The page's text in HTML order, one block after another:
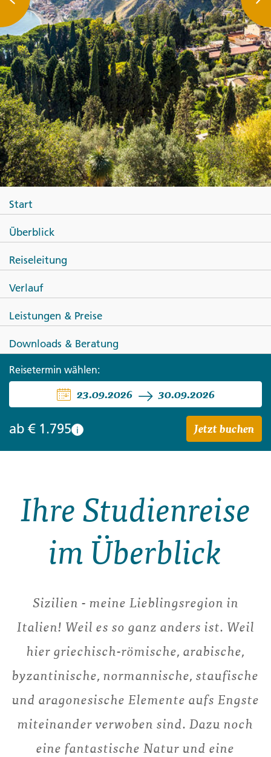
Siziliens Höhepunkte zwischen
Palermo und Ätna
Start
Überblick
Reiseleitung
Verlauf
Leistungen & Preise
Downloads & Beratung
Reisetermin wählen:
23.09.2026 30.09.2026
ab € 1.795 i Jetzt buchen
Ihre Studienreise
im Überblick
Sizilien - meine Lieblingsregion in
Italien! Weil es so ganz anders ist. Weil
hier griechisch-römische, arabische,
byzantinische, normannische, staufische
und aragonesische Elemente aufs Engste
miteinander verwoben sind. Dazu noch
eine fantastische Natur und eine